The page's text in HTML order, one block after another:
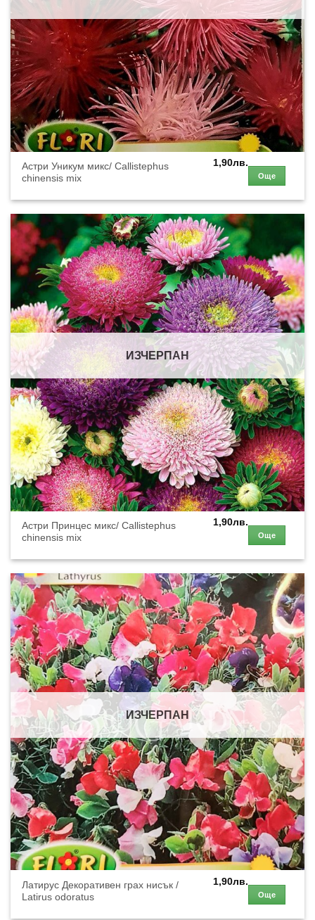
Астри Уникум микс/ Callistephus
chinensis mix
1,90лв.
Още
ИЗЧЕРПАН
Астри Принцес микс/ Callistephus
chinensis mix
1,90лв.
Още
ИЗЧЕРПАН
Латирус Декоративен грах нисък /
Latirus odoratus
1,90лв.
Още